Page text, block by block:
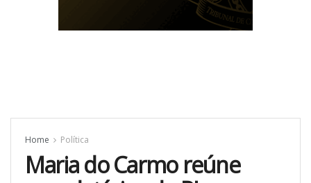
Home Política
Maria do Carmo reúne